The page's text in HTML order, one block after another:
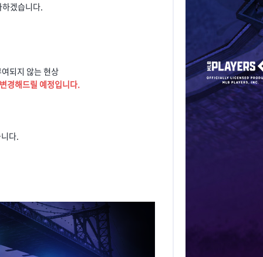
겠습니다.
되지 않는 현상
경해드릴 예정입니다.
다.